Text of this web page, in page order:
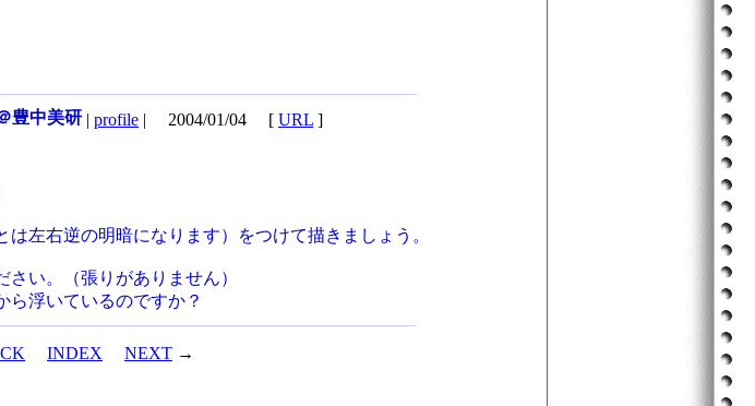
豊中美研 | profile | 2004/01/04 [ URL ]
左右逆の明暗になります）をつけて描きましょう。
い。（張りがありません）
ら浮いているのですか？
INDEX NEXT →